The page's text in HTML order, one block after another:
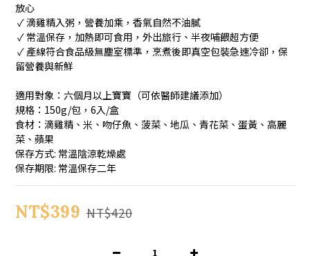
放心
✓ 滴雞精入粥，營養加乘，香氣自然不油膩
✓ 常溫保存，加熱即可食用，外出旅行、半夜哺餵超方便
留營養與新鮮
適用對象：六個月以上寶寶（可依醫師建議添加）
規格：150g/包，6入/盒
食材：滴雞精、米、吻仔魚、菠菜、地瓜、青花菜、蛋黃、高麗
菜、蘋果
保存方式: 常溫陰涼乾燥處
保存期限: 常溫保存二年
NT$399 NT$420